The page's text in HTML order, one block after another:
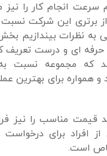
انجام کار را نیز
برتری این شرکت نسبت
به نظرات بیندازیم
حرفه ای و درست تعریف
که مجموعه نسبت
همواره برای بهترین
قیمت مناسب را نیز
افراد برای
است.